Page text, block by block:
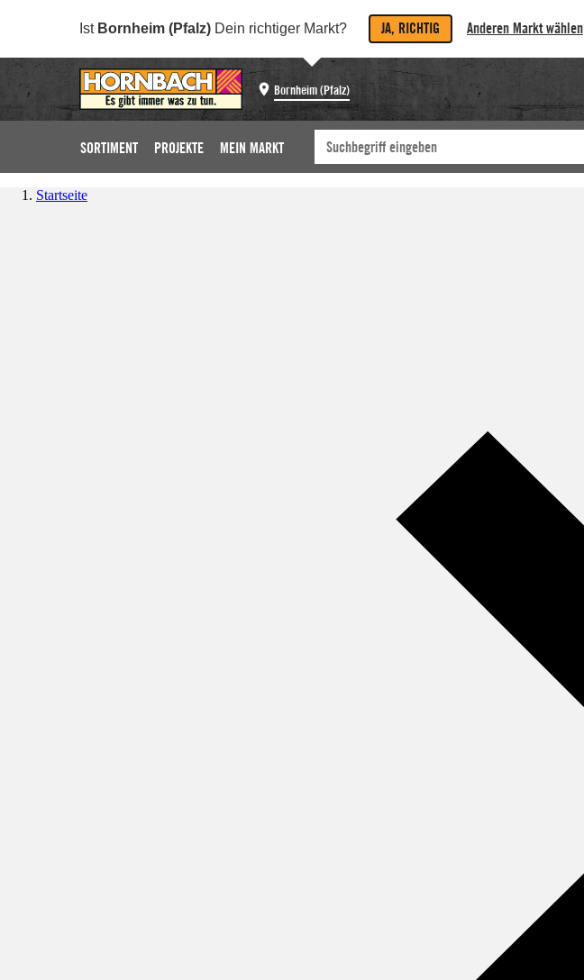
Ist Bornheim (Pfalz) Dein richtiger Markt? JA, RICHTIG Anderen Markt wählen
Bornheim (Pfalz)
SORTIMENT PROJEKTE MEIN MARKT
Startseite